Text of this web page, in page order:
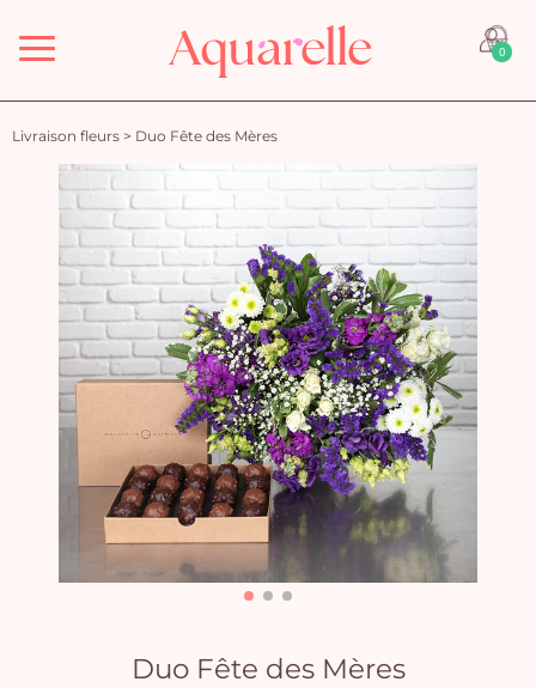
Menu 0
Livraison fleurs > Duo Fête des Mères
Duo Fête des Mères